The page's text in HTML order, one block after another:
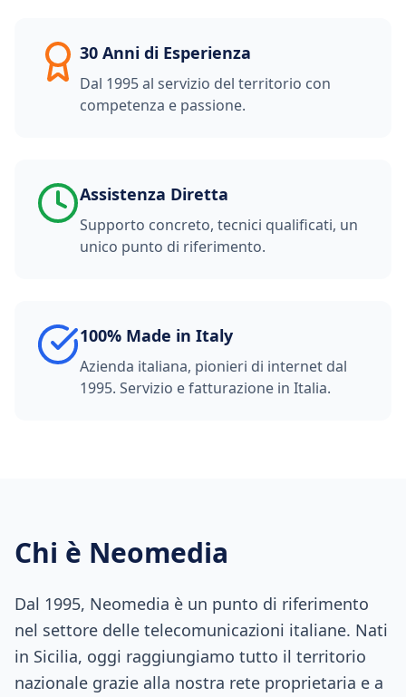
30 Anni di Esperienza
Dal 1995 al servizio del territorio con
competenza e passione.
Assistenza Diretta
Supporto concreto, tecnici qualificati, un
unico punto di riferimento.
100% Made in Italy
Azienda italiana, pionieri di internet dal
1995. Servizio e fatturazione in Italia.
Chi è Neomedia
Dal 1995, Neomedia è un punto di riferimento
nel settore delle telecomunicazioni italiane. Nati
in Sicilia, oggi raggiungiamo tutto il territorio
nazionale grazie alla nostra rete proprietaria e a